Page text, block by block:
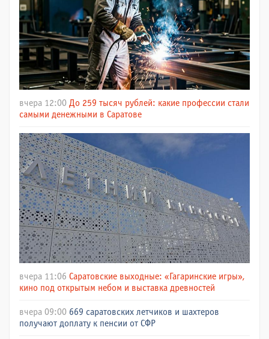
вчера 12:00 До 259 тысяч рублей: какие профессии стали
самыми денежными в Саратове
вчера 11:06 Саратовские выходные: «Гагаринские игры»,
кино под открытым небом и выставка древностей
вчера 09:00 669 саратовских летчиков и шахтеров
получают доплату к пенсии от СФР